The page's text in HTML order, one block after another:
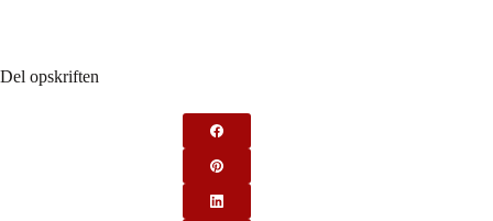
Del opskriften